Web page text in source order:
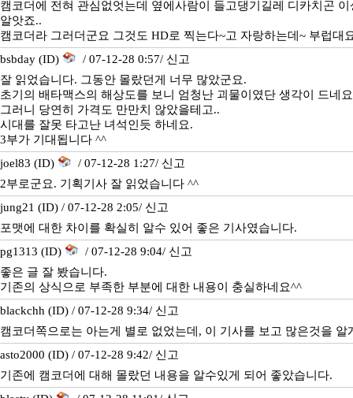
캠코더에 전혀 관심없엇는데 옆에사람이 들고댕기길레 디카치곤
알앗죠..
캠코더라 그러더군요 그것도 HD로 찍는다~고 자랑하는데~ 부럽대
bsbday (ID)
/ 07-12-28 0:57/ 신고
잘 읽었습니다. 그동안 몰랐던게 너무 많았군요.
초기의 배타맥스의 해상도를 보니 엄청난 괴물이였단 생각이 드네
그러니 당연히 가격도 만만치 않았을테고..
시대를 잘못 타고난 녀석인듯 하네요.
3부가 기대됩니다 ^^
joel83 (ID)
/ 07-12-28 1:27/ 신고
2부로군요. 기획기사 잘 읽었습니다 ^^
jung21 (ID) / 07-12-28 2:05/ 신고
포맷에 대한 차이를 확실히 알수 있어 좋은 기사였습니다.
pg1313 (ID)
/ 07-12-28 9:04/ 신고
좋은 글 잘 봤습니다.
기존의 상식으로 부족한 부분에 대한 내용이 충실하네요^^
blackchh (ID) / 07-12-28 9:34/ 신고
캠코더쪽으로는 아는게 별로 없었는데, 이 기사를 보고 많은것을 알
asto2000 (ID) / 07-12-28 9:42/ 신고
기존에 캠코더에 대해 몰랐던 내용을 알수있게 되어 좋았습니다.